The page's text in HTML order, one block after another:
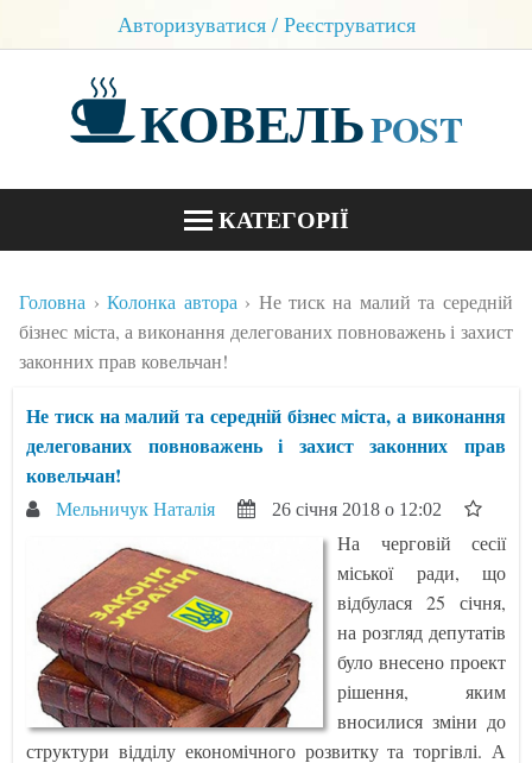
Авторизуватися / Реєструватися
КОВЕЛЬPOST
КАТЕГОРІЇ
БЛОГИ
КОНТАКТИ
Головна Колонка автора
Не тиск на малий та середній
бізнес міста, а виконання делегованих повноважень і захист
законних прав ковельчан!
Не тиск на малий та середній бізнес міста, а виконання
делегованих повноважень і захист законних прав
ковельчан!
Мельничук Наталія 26 січня 2018 о 12:02
На черговій сесії
міської ради, що
відбулася 25 січня,
на розгляд депутатів
було внесено проект
рішення, яким
вносилися зміни до
структури відділу економічного розвитку та торгівлі. А